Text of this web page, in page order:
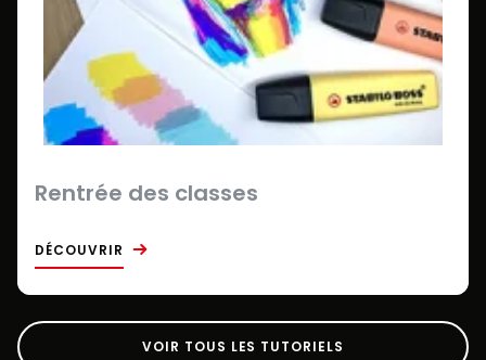
Rentrée des classes
DÉCOUVRIR
VOIR TOUS LES TUTORIELS